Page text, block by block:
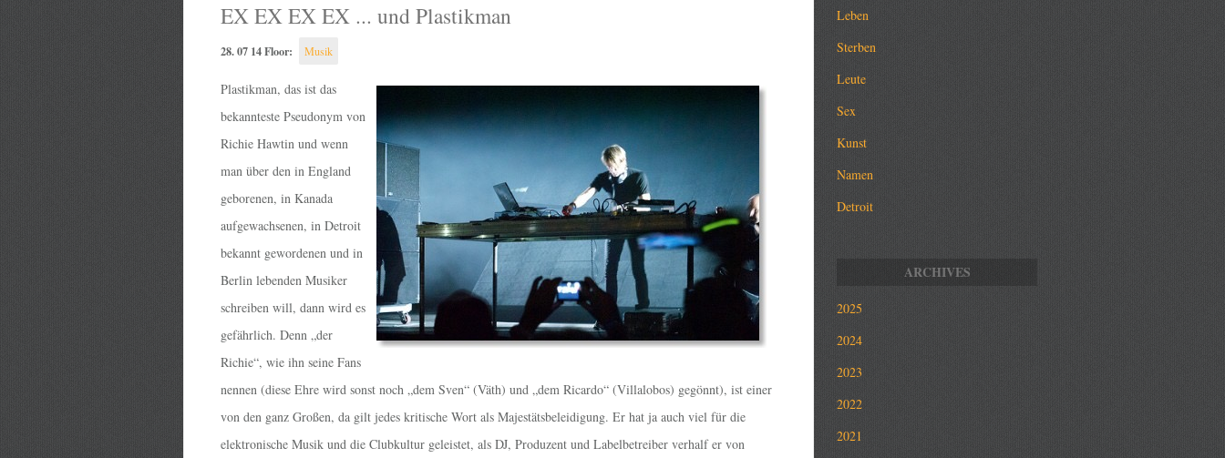
EX EX EX EX ... und Plastikman
28. 07 14 Floor: Musik
Plastikman, das ist das
bekannteste Pseudonym von
Richie Hawtin und wenn
man über den in England
geborenen, in Kanada
aufgewachsenen, in Detroit
bekannt gewordenen und in
Berlin lebenden Musiker
schreiben will, dann wird es
gefährlich. Denn „der
Richie“, wie ihn seine Fans
nennen (diese Ehre wird sonst noch „dem Sven“ (Väth) und „dem Ricardo“ (Villalobos) gegönnt), ist einer
von den ganz Großen, da gilt jedes kritische Wort als Majestätsbeleidigung. Er hat ja auch viel für die
elektronische Musik und die Clubkultur geleistet, als DJ, Produzent und Labelbetreiber verhalf er von
Leben
Sterben
Leute
Sex
Kunst
Namen
Detroit
2025
2024
2023
2022
2021